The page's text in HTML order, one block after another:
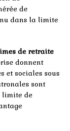
de
dans la limite
de retraite
donnent
et sociales sous
sont
limite de